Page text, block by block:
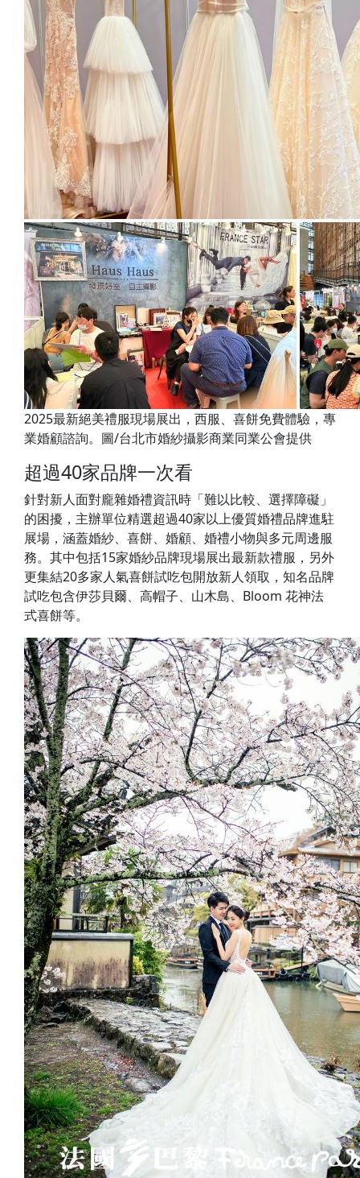
2025最新絕美禮服現場展出，西服、喜餅免費體驗，專
業婚顧諮詢。圖/台北市婚紗攝影商業同業公會提供
超過40家品牌一次看
針對新人面對龐雜婚禮資訊時「難以比較、選擇障礙」
的困擾，主辦單位精選超過40家以上優質婚禮品牌進駐
展場，涵蓋婚紗、喜餅、婚顧、婚禮小物與多元周邊服
務。其中包括15家婚紗品牌現場展出最新款禮服，另外
更集結20多家人氣喜餅試吃包開放新人領取，知名品牌
試吃包含伊莎貝爾、高帽子、山木島、Bloom 花神法
式喜餅等。